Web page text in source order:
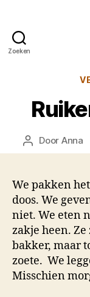
Zoeken
Berichtauteur
Door Anna
We pakken
doos. We
niet. We eten
zakje heen.
bakker, maar
zoete. We
Misschien